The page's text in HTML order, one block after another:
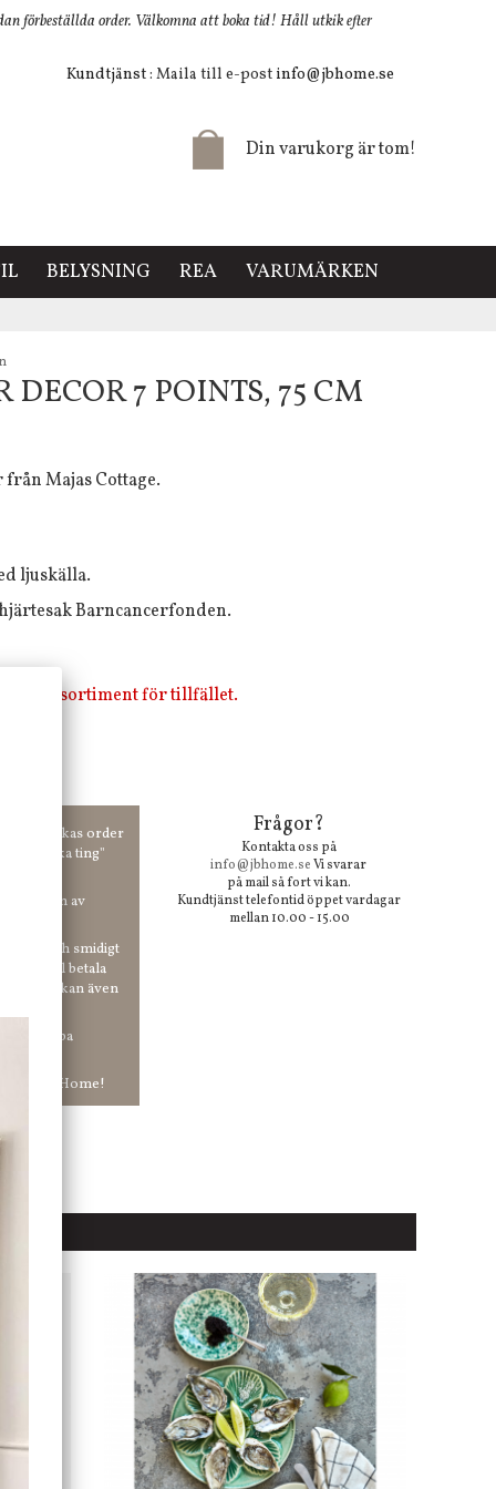
förbeställda order. Välkomna att boka tid! Håll utkik efter
Kundtjänst: Maila till e-post info@jbhome.se
Din varukorg är tom!
BELYSNING REA VARUMÄRKEN
DECOR 7 POINTS, 75 CM
Majas Cottage.
ljuskälla.
Barncancerfonden.
i vårt sortiment för tillfället.
kr skickas order
"unika ting"
anmälan av
och smidigt
du vill betala
Och du kan även
ha snabba
hos Jb Home!
Frågor?
Kontakta oss på
info@jbhome.seVi svarar
på mail så fort vi kan.
Kundtjänst telefontid öppet vardagar
mellan 10.00 - 15.00